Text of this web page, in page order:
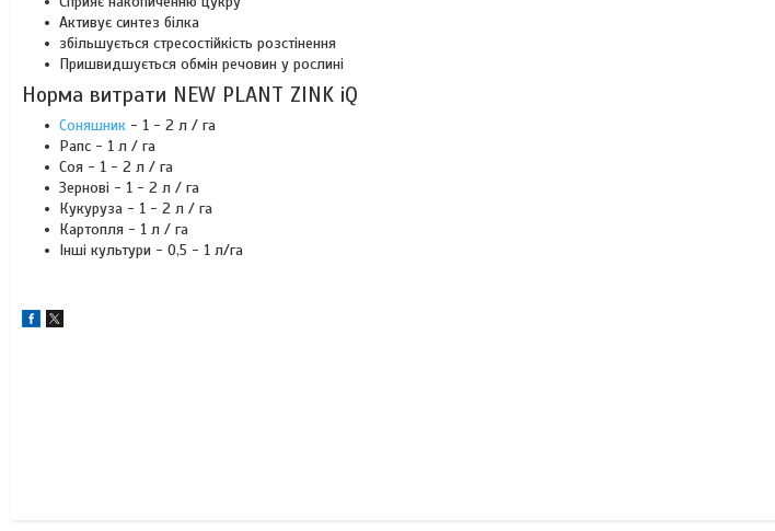
Активує синтез білка
збільшується стресостійкість розстінення
Пришвидшується обмін речовин у рослині
Норма витрати NEW PLANT ZINK iQ
Соняшник - 1 - 2 л / га
Рапс - 1 л / га
Соя - 1 - 2 л / га
Зернові - 1 - 2 л / га
Кукуруза - 1 - 2 л / га
Картопля - 1 л / га
Інші культури - 0,5 - 1 л/га